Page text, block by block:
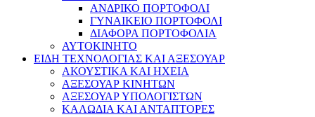
ΑΝΔΡΙΚΟ ΠΟΡΤΟΦΟΛΙ
ΓΥΝΑΙΚΕΙΟ ΠΟΡΤΟΦΟΛΙ
ΔΙΑΦΟΡΑ ΠΟΡΤΟΦΟΛΙΑ
ΑΥΤΟΚΙΝΗΤΟ
ΕΙΔΗ ΤΕΧΝΟΛΟΓΙΑΣ ΚΑΙ ΑΞΕΣΟΥΑΡ
ΑΚΟΥΣΤΙΚΑ ΚΑΙ ΗΧΕΙΑ
ΑΞΕΣΟΥΑΡ ΚΙΝΗΤΩΝ
ΑΞΕΣΟΥΑΡ ΥΠΟΛΟΓΙΣΤΩΝ
ΚΑΛΩΔΙΑ ΚΑΙ ΑΝΤΑΠΤΟΡΕΣ